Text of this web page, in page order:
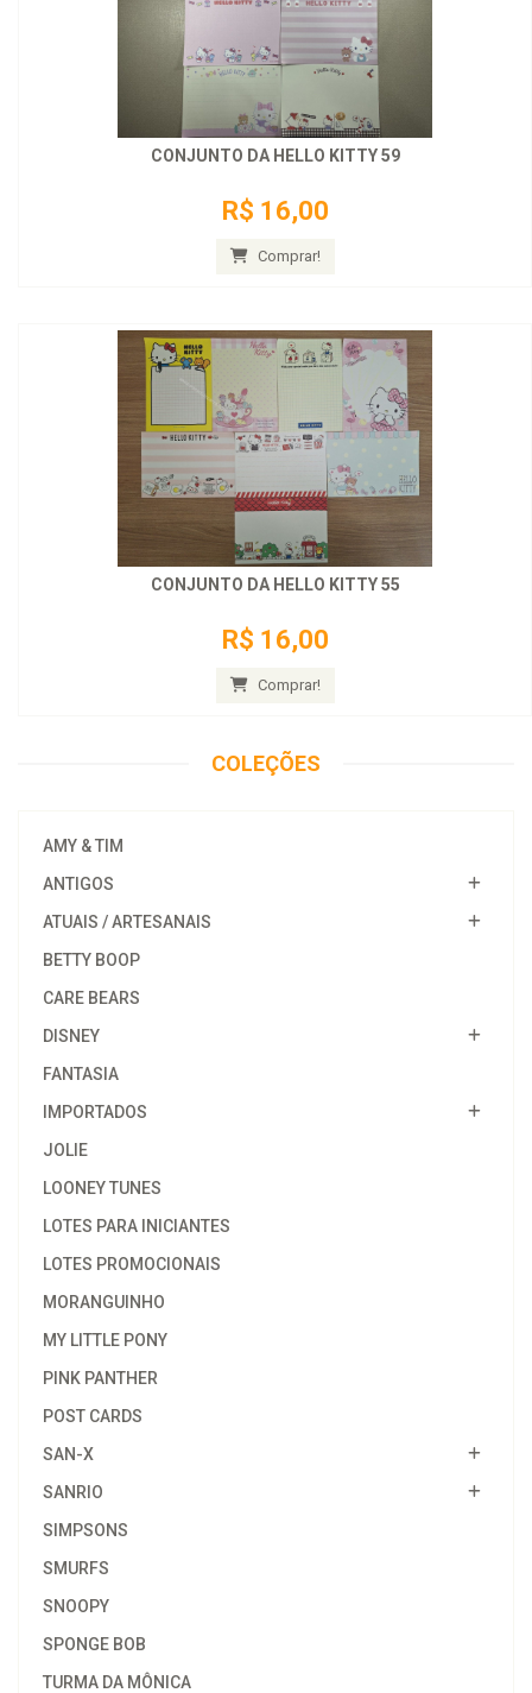
CONJUNTO DA HELLO KITTY 59
R$ 16,00
Comprar!
CONJUNTO DA HELLO KITTY 55
R$ 16,00
Comprar!
COLEÇÕES
AMY & TIM
ANTIGOS
ATUAIS / ARTESANAIS
BETTY BOOP
CARE BEARS
DISNEY
FANTASIA
IMPORTADOS
JOLIE
LOONEY TUNES
LOTES PARA INICIANTES
LOTES PROMOCIONAIS
MORANGUINHO
MY LITTLE PONY
PINK PANTHER
POST CARDS
SAN-X
SANRIO
SIMPSONS
SMURFS
SNOOPY
SPONGE BOB
TURMA DA MÔNICA